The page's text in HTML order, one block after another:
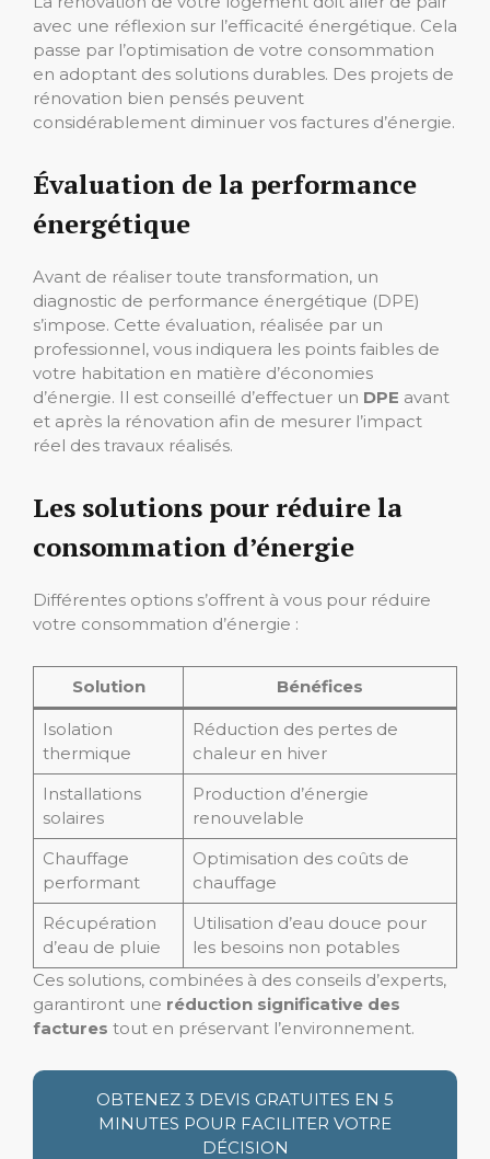
avec une réflexion sur l’efficacité énergétique. Cela
passe par l’optimisation de votre consommation
en adoptant des solutions durables. Des projets de
rénovation bien pensés peuvent
considérablement diminuer vos factures d’énergie.
Évaluation de la performance
énergétique
Avant de réaliser toute transformation, un
diagnostic de performance énergétique (DPE)
s’impose. Cette évaluation, réalisée par un
professionnel, vous indiquera les points faibles de
votre habitation en matière d’économies
d’énergie. Il est conseillé d’effectuer un DPE avant
et après la rénovation afin de mesurer l’impact
réel des travaux réalisés.
Les solutions pour réduire la
consommation d’énergie
Différentes options s’offrent à vous pour réduire
votre consommation d’énergie :
Solution Bénéfices
Isolation
thermique
Réduction des pertes de
chaleur en hiver
Installations
solaires
Production d’énergie
renouvelable
Chauffage
performant
Optimisation des coûts de
chauffage
Récupération
d’eau de pluie
Utilisation d’eau douce pour
les besoins non potables
Ces solutions, combinées à des conseils d’experts,
garantiront une réduction significative des
factures tout en préservant l’environnement.
OBTENEZ 3 DEVIS GRATUITES EN 5
MINUTES POUR FACILITER VOTRE
DÉCISION